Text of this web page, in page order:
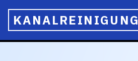
KANALREINIGUNG